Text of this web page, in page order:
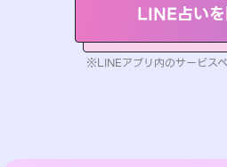
LINE占い
※LINEアプリ内のサービス